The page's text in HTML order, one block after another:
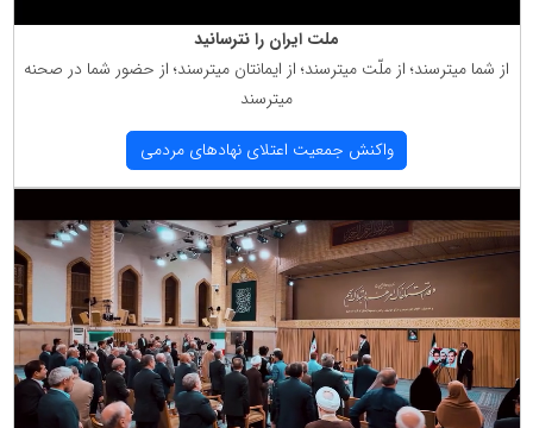
ملت ایران را نترسانید
از شما میترسند؛ از ملّت میترسند؛ از ایمانتان میترسند؛ از حضور شما در صحنه
میترسند
واكنش جمعیت اعتلای نهادهای مردمی